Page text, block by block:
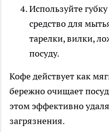
Используйте
средство для
тарелки, вилки,
посуду.
Кофе действует как
бережно очищает
этом эффективно
загрязнения.